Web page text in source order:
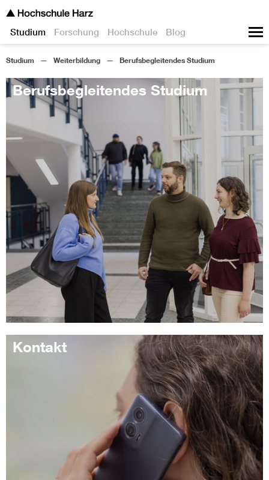
Studium Forschung Hochschule Blog
Studium Weiterbildung Berufsbegleitendes Studium
Berufsbegleitendes Studium
Kontakt